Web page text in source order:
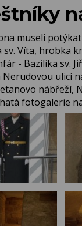
museli
sv. Víta, hrobka
- Bazilika sv.
Nerudovou ulicí
nábřeží,
fotogalerie